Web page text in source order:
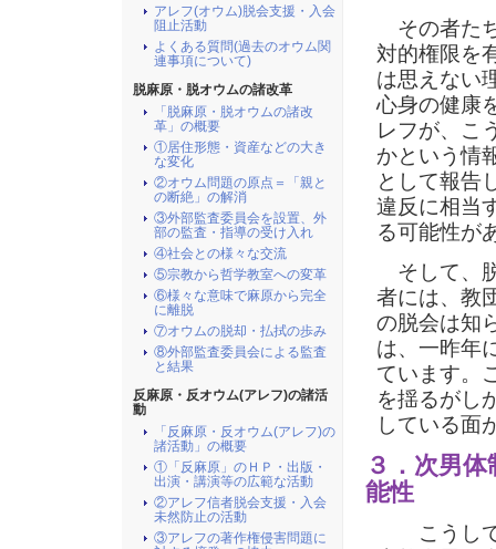
その者た
対的権限を
は思えない
心身の健康
レフが、こ
かという情
として報告
違反に相当
る可能性が
そして、
者には、教
の脱会は知
は、一昨年
ています。
を揺るがし
している面
３．次男
能性
こうし
アレフ(オウム)脱会支援・入会
阻止活動
よくある質問(過去のオウム関
連事項について)
脱麻原・脱オウムの諸改革
「脱麻原・脱オウムの諸改
革」の概要
①居住形態・資産などの大き
な変化
②オウム問題の原点＝「親と
の断絶」の解消
③外部監査委員会を設置、外
部の監査・指導の受け入れ
④社会との様々な交流
⑤宗教から哲学教室への変革
⑥様々な意味で麻原から完全
に離脱
⑦オウムの脱却・払拭の歩み
⑧外部監査委員会による監査
と結果
反麻原・反オウム(アレフ)の諸活
動
「反麻原・反オウム(アレフ)の
諸活動」の概要
①「反麻原」のＨＰ・出版・
出演・講演等の広範な活動
②アレフ信者脱会支援・入会
未然防止の活動
③アレフの著作権侵害問題に